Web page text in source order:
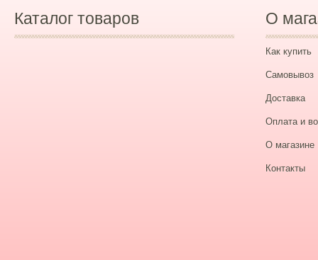
Каталог товаров О
Как купить
Самовывоз
Доставка
Оплата и
О магазине
Контакты